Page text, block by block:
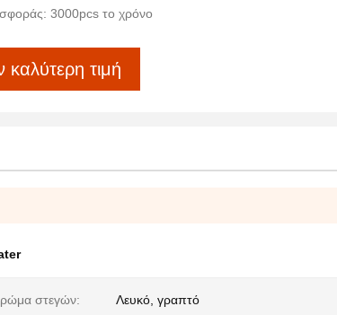
3000pcs το χρόνο
καλύτερη τιμή
στεγών: Λευκό, γραπτό